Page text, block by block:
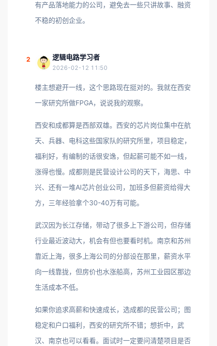
有产品落地能力的公司，避免去一些只讲故事、融资
不稳的初创企业。
2 逻辑电路学习者
2026-02-12 11:50
楼主想避开一线，这个思路现在挺对的。我就在西安
一家研究所做FPGA，说说我的观察。
西安和成都算是西部双雄。西安的芯片岗位集中在航
天、兵器、电科这些国家队的研究所里，项目稳定，
福利好，有编制的话很安逸，但起薪可能不如一线，
涨得也慢。成都则是民营设计公司的天下，海思、中
兴、还有一堆AI芯片创业公司，加班多但薪资给得大
方，三年经验拿个30-40万有可能。
武汉因为长江存储，带动了很多上下游公司，但存储
行业最近波动大，机会有但也要看时机。南京和苏州
靠近上海，很多上海公司的分部设在那里，薪资水平
向一线靠拢，但房价也水涨船高，苏州工业园区那边
生活成本不低。
如果你追求高薪和快速成长，选成都的民营公司；图
稳定和户口福利，西安的研究所不错；想折中，武
汉、南京也可以看看。面试时一定要问清楚项目是否